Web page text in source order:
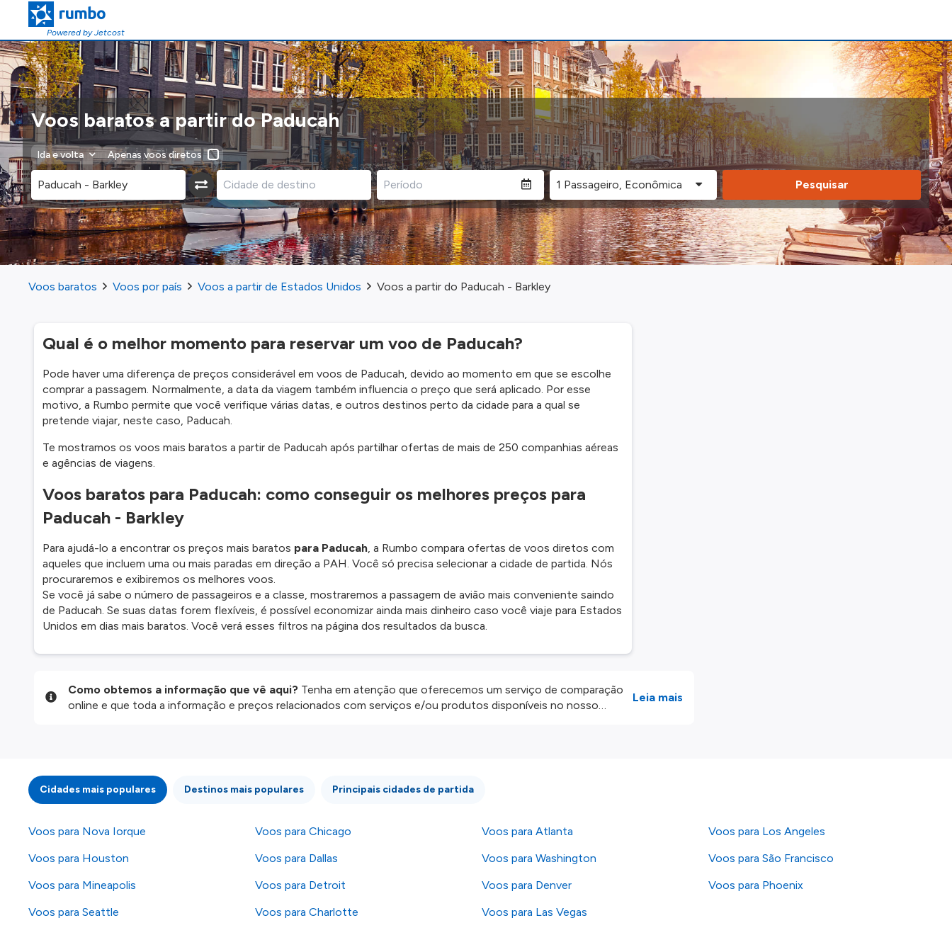
Powered by Jetcost
Voos baratos a partir do Paducah
Ida e volta Apenas voos diretos
Pesquisar
Voos baratos Voos por país Voos a partir de Estados Unidos Voos a partir do Paducah - Barkley
Qual é o melhor momento para reservar um voo de Paducah?
Pode haver uma diferença de preços considerável em voos de Paducah, devido ao momento em que se escolhe
comprar a passagem. Normalmente, a data da viagem também influencia o preço que será aplicado. Por esse
motivo, a Rumbo permite que você verifique várias datas, e outros destinos perto da cidade para a qual se
pretende viajar, neste caso, Paducah.
Te mostramos os voos mais baratos a partir de Paducah após partilhar ofertas de mais de 250 companhias aéreas
e agências de viagens.
Voos baratos para Paducah: como conseguir os melhores preços para
Paducah - Barkley
Para ajudá-lo a encontrar os preços mais baratos para Paducah, a Rumbo compara ofertas de voos diretos com
aqueles que incluem uma ou mais paradas em direção a PAH. Você só precisa selecionar a cidade de partida. Nós
procuraremos e exibiremos os melhores voos.
Se você já sabe o número de passageiros e a classe, mostraremos a passagem de avião mais conveniente saindo
de Paducah. Se suas datas forem flexíveis, é possível economizar ainda mais dinheiro caso você viaje para Estados
Unidos em dias mais baratos. Você verá esses filtros na página dos resultados da busca.
Como obtemos a informação que vê aqui? Tenha em atenção que oferecemos um serviço de comparação
online e que toda a informação e preços relacionados com serviços e/ou produtos disponíveis no nosso
Leia mais
Cidades mais populares Destinos mais populares Principais cidades de partida
Voos para Nova Iorque Voos para Chicago Voos para Atlanta
Voos para Los Angeles
Voos para Houston
Voos para Dallas Voos para Washington
Voos para São Francisco
Voos para Mineapolis
Voos para Detroit Voos para Denver
Voos para Phoenix
Voos para Seattle
Voos para Charlotte Voos para Las Vegas